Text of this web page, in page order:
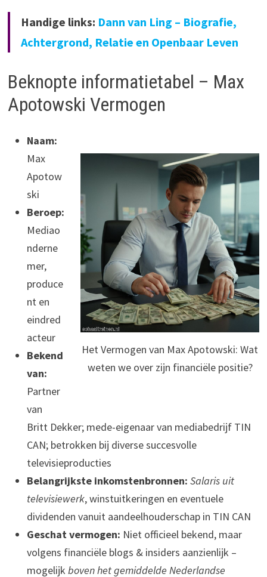
Handige links: Dann van Ling – Biografie,
Achtergrond, Relatie en Openbaar Leven
Beknopte informatietabel – Max
Apotowski Vermogen
Het Vermogen van Max Apotowski: Wat
weten we over zijn financiële positie?
Naam:
Max
Apotow
ski
Beroep:
Mediao
nderne
mer,
produce
nt en
eindred
acteur
Bekend
van:
Partner
van
Britt Dekker; mede-eigenaar van mediabedrijf TIN
CAN; betrokken bij diverse succesvolle
televisieproducties
Belangrijkste inkomstenbronnen: Salaris uit
televisiewerk, winstuitkeringen en eventuele
dividenden vanuit aandeelhouderschap in TIN CAN
Geschat vermogen: Niet officieel bekend, maar
volgens financiële blogs & insiders aanzienlijk –
mogelijk boven het gemiddelde Nederlandse